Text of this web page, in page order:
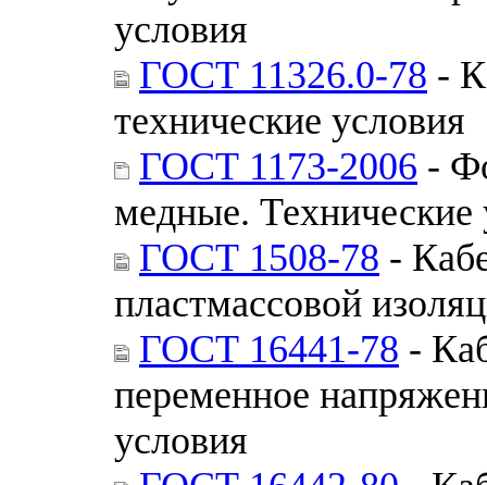
условия
ГОСТ 11326.0-78 -
технические условия
ГОСТ 1173-2006 -
медные. Технические
ГОСТ 1508-78 -
пластмассовой
ГОСТ 16441-78 -
переменное
условия